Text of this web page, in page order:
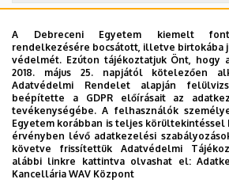
2026. szeptember 19.
ÁOK-diplomaosztó
Az Általános Orvostudományi Kar
én, szombaton 11 órától tartja
ünnepségét a Főépület
és E-learning Technikai Központ
élőben közvetíti az oklevélátadót.
ÜNNEPSÉG, DIPLOMAOSZTÓ
A Debreceni Egyetem kiemelt
rendelkezésére bocsátott, illetve birtokába
védelmét. Ezúton tájékoztatjuk Önt, hogy
2018. május 25. napjától kötelezően
Adatvédelmi Rendelet alapján
beépítette a GDPR előírásait az
tevékenységébe. A felhasználók
Egyetem korábban is teljes
érvényben lévő adatkezelési
követve frissítettük Adatvédelmi
alábbi linkre kattintva olvashat el:
Kancellária WAV Központ